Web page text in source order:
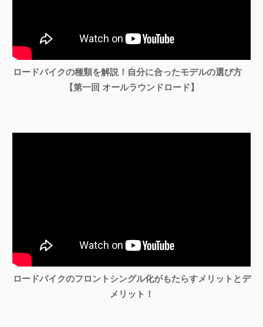
ロードバイクの種類を解説！自分に合ったモデルの選び方
【第一回 オールラウンドロード】
ロードバイクのフロントシングル化がもたらすメリットとデ
メリット！